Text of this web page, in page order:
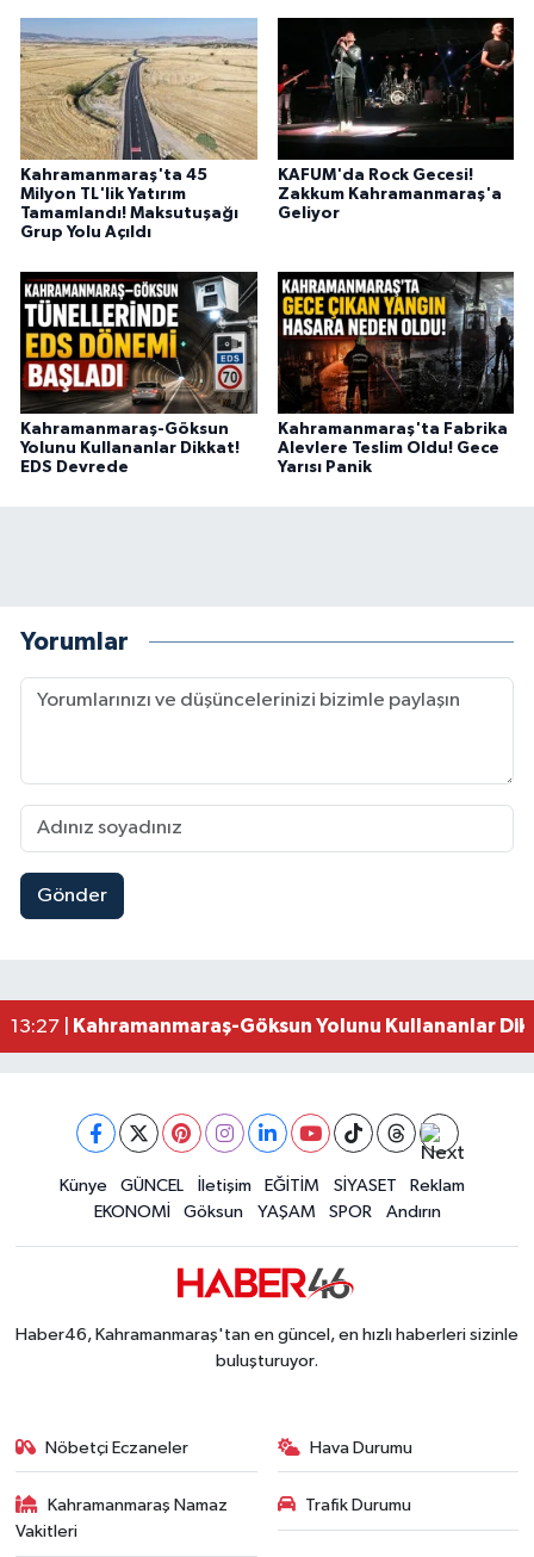
Kahramanmaraş'ta 45
Milyon TL'lik Yatırım
Tamamlandı! Maksutuşağı
Grup Yolu Açıldı
KAFUM'da Rock Gecesi!
Zakkum Kahramanmaraş'a
Geliyor
Kahramanmaraş-Göksun
Yolunu Kullananlar Dikkat!
EDS Devrede
Kahramanmaraş'ta Fabrika
Alevlere Teslim Oldu! Gece
Yarısı Panik
Yorumlar
Gönder
14:26 |Kahramanmaraş'ta Müzik Dolu Akşam!
13:27 |
Kahramanmaraş-Göksun Yolunu Kullananlar
11:45 |Kahramanmaraş'ta Fabrika Alevlere Teslim Oldu!
Kahramanmaraş'ta Gazneliler Caddesi Yeni
Kahramanmaraş'ta Acı Son! Kayıp Yaşlı Adam
16:36 |Kahramanmaraş'ta İş Kazası Can Aldı: Reklam
Künye GÜNCEL İletişim EĞİTİM SİYASET
Reklam
EKONOMİ
Göksun YAŞAM SPOR Andırın
Haber46, Kahramanmaraş'tan en güncel, en hızlı haberleri sizinle
buluşturuyor.
Nöbetçi Eczaneler Hava Durumu
Kahramanmaraş Namaz
Vakitleri
Trafik Durumu
ASAYİŞ
SEÇİM 2015
ÇEVRE
BİLİM VE TEKNOLOJİ
YARIŞMALAR
TANITIM
HABERDE İNSAN